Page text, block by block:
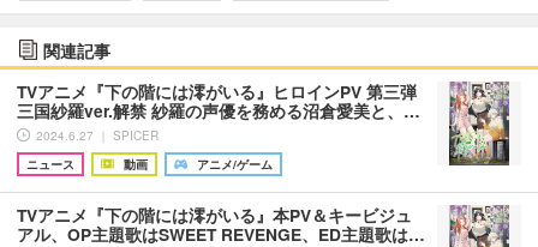
関連記事
TVアニメ『下の階には澪がいる』ヒロインPV 第三弾
三国紗羅ver.解禁 紗羅の声優を務める沼倉愛美と、…
2024.6.27 ｜ SPICER
ニュース
動画 アニメ/ゲーム
TVアニメ『下の階には澪がいる』本PV＆キービジュ
アル、OP主題歌はSWEET REVENGE、ED主題歌は…